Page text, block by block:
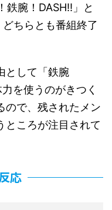
鉄腕！DASH!!」と
どちらとも番組終了
として「鉄腕
を使うのがきつく
ので、残されたメン
ところが注目されて
応